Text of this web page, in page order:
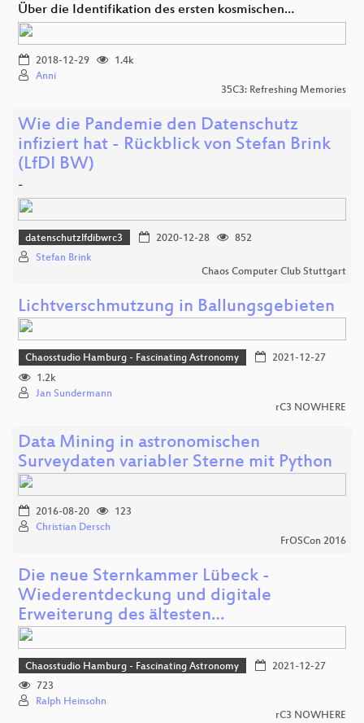
Über die Identifikation des ersten kosmischen…
2018-12-29
1.4k
Anni
35C3: Refreshing Memories
Wie die Pandemie den Datenschutz
infiziert hat - Rückblick von Stefan Brink
(LfDI BW)
-
datenschutzlfdibwrc3 2020-12-28
852
Stefan Brink
Chaos Computer Club Stuttgart
Lichtverschmutzung in Ballungsgebieten
Chaosstudio Hamburg - Fascinating Astronomy
2021-12-27
1.2k
Jan Sundermann
rC3 NOWHERE
Data Mining in astronomischen
Surveydaten variabler Sterne mit Python
2016-08-20
123
Christian Dersch
FrOSCon 2016
Die neue Sternkammer Lübeck -
Wiederentdeckung und digitale
Erweiterung des ältesten…
Chaosstudio Hamburg - Fascinating Astronomy
2021-12-27
723
Ralph Heinsohn
rC3 NOWHERE